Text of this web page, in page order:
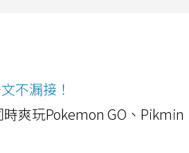
不漏接！
爽玩Pokemon GO、Pikmin